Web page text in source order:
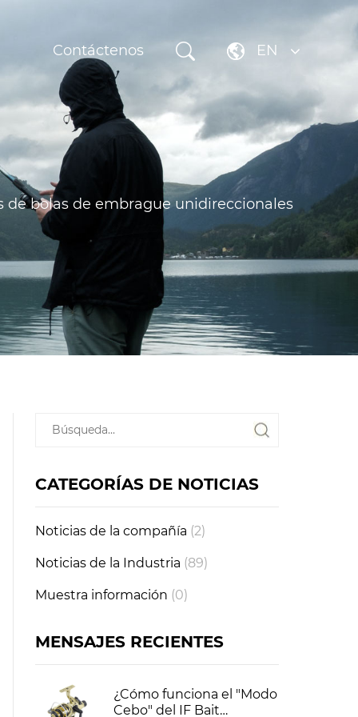
Contáctenos EN
de bolas de embrague unidireccionales
CATEGORÍAS DE NOTICIAS
Noticias de la compañía (2)
Noticias de la Industria (89)
Muestra información (0)
MENSAJES RECIENTES
¿Cómo funciona el "Modo
Cebo" del IF Bait